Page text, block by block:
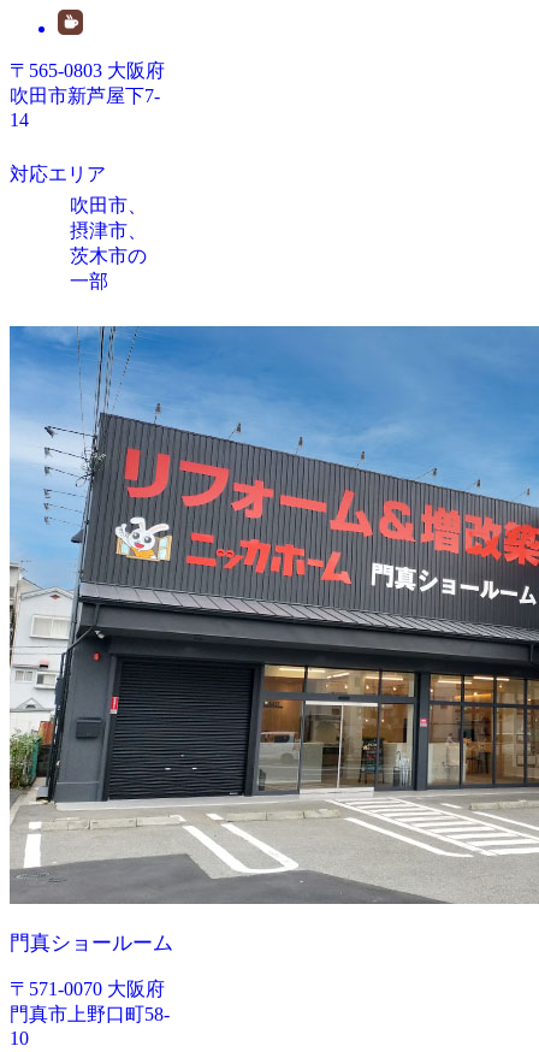
〒565-0803 大阪府
吹田市新芦屋下7-
14
対応エリア
吹田市、
摂津市、
茨木市の
一部
門真ショールーム
〒571-0070 大阪府
門真市上野口町58-
10